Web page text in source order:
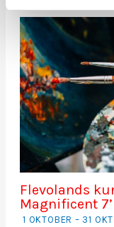
Flevolands
Magnificent 7’
1 OKTOBER – 31